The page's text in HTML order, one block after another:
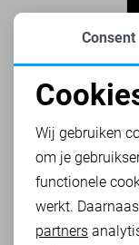
Analytische
Consent
Wij gebruiken
om je
functionele
werkt.
partners